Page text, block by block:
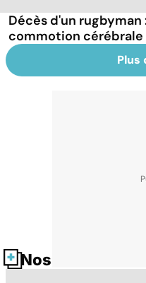
Décès d'un
commotion cérébrale
Plus
Nos fiches santé